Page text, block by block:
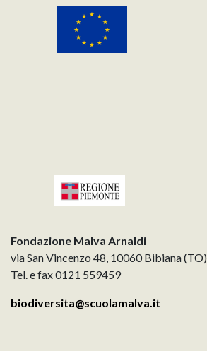
Fondazione Malva Arnaldi
via San Vincenzo 48, 10060 Bibiana (TO)
Tel. e fax 0121 559459
biodiversita@scuolamalva.it